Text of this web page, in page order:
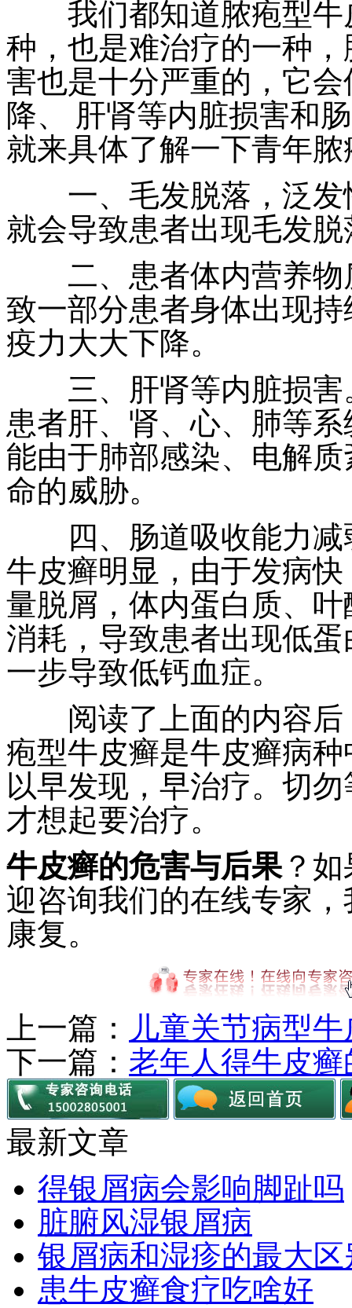
我们都知道脓疱型牛
种，也是难治疗的一种
害也是十分严重的，它
降、 肝肾等内脏损害和
就来具体了解一下青年
一、毛发脱落，泛发
就会导致患者出现毛发
二、患者体内营养物
致一部分患者身体出现
疫力大大下降。
三、肝肾等内脏损害
患者肝、肾、心、肺等
能由于肺部感染、电解
命的威胁。
四、肠道吸收能力减
牛皮癣明显，由于发病
量脱屑，体内蛋白质、
消耗，导致患者出现低
一步导致低钙血症。
阅读了上面的内容后
疱型牛皮癣是牛皮癣病
以早发现，早治疗。切
才想起要治疗。
牛皮癣的危害与后果？如
迎咨询我们的在线专家
康复。
上一篇： 儿童关节病型
下一篇： 老年人得牛皮癣
最新文章
得银屑病会影响脚趾吗
脏腑风湿银屑病
银屑病和湿疹的最大区
患牛皮癣食疗吃啥好